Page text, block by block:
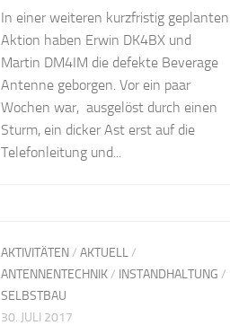
In einer weiteren kurzfristig geplanten
Aktion haben Erwin DK4BX und
Martin DM4IM die defekte Beverage
Antenne geborgen. Vor ein paar
Wochen war, ausgelöst durch einen
Sturm, ein dicker Ast erst auf die
Telefonleitung und...
AKTIVITÄTEN/ AKTUELL/
ANTENNENTECHNIK/ INSTANDHALTUNG /
SELBSTBAU
30. JULI 2017